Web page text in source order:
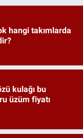
hangi takımlarda
kulağı bu
üzüm fiyatı